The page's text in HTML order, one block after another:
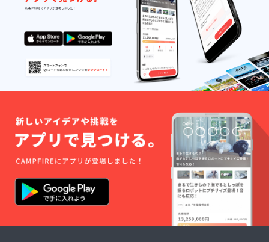
せん。
をお送
りしま
す。
クーポ
ンは
1,000円
以上の
ご購入
から利
公式ス
トア
オープ
ン日か
ら6ヶ月
間有
効、送
料は割
引対象
ンとの
くださ
い。 ※2
公式ス
トア
オープ
ン3日前
まで
に、
CAMPF
IREの
セー
ジ」で
優先招
待URL
とクー
ポン
コード
をお送
りしま
クーポ
ンは
3,000円
デジタ
ルバッ
ジを、
RINGO
LLECTI
ON公式
サイト
内に
「ブラ
ンド創
バー」
として
掲載し
ます。
ご希望
のお名
前は備
考欄に
ご記入
い。 ※2
公式ス
トア